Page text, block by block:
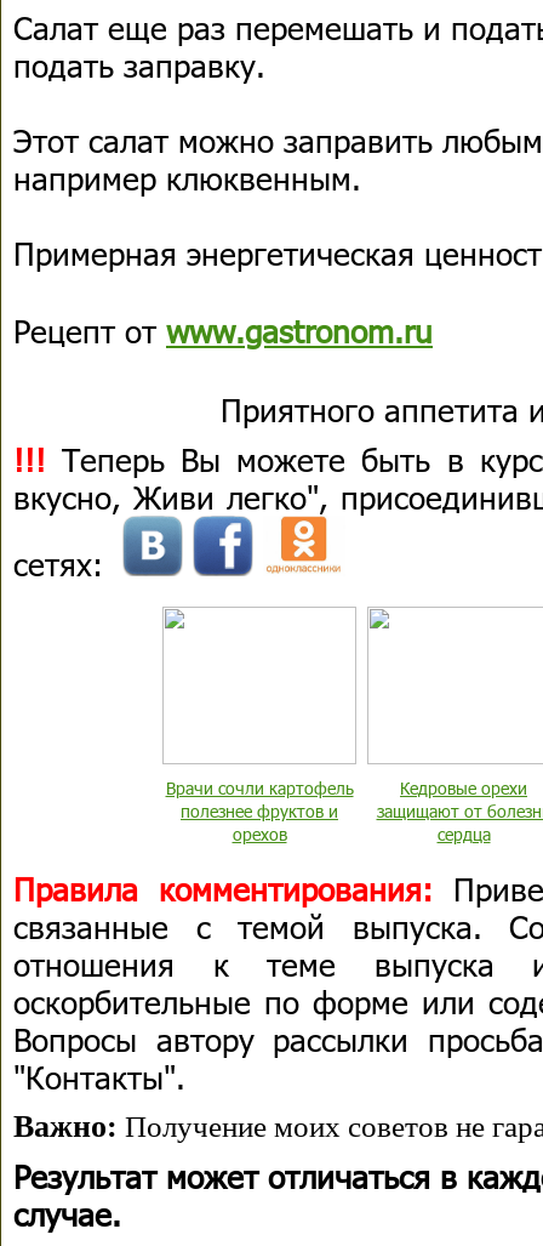
Салат еще раз перемешать и
подать заправку.
Этот салат можно заправить
например клюквенным.
Примерная энергетическая
Рецепт от www.gastronom.ru
Приятного аппетита
!!! Теперь Вы можете быть в
вкусно, Живи легко",
сетях:
Врачи сочли картофель
полезнее фруктов и
орехов
Кедровые орехи
защищают от
сердца
Правила комментирования:
связанные с темой выпуска.
отношения к теме выпуска
оскорбительные по форме или
Вопросы автору рассылки
"Контакты".
Важно: Получение моих советов не
Результат может отличаться в
случае.